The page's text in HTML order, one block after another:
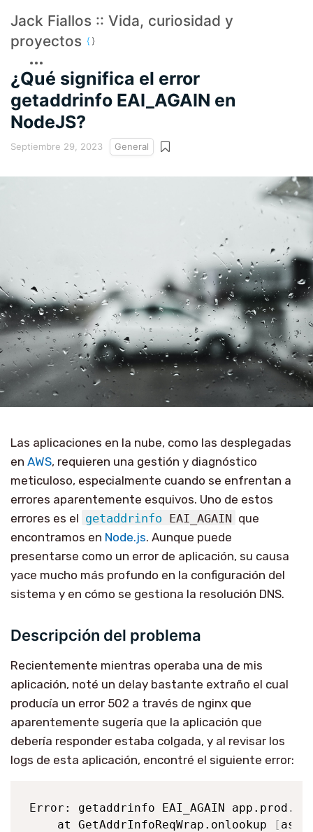
Jack Fiallos :: Vida, curiosidad y
proyectos
¿Qué significa el error
getaddrinfo EAI_AGAIN en
NodeJS?
Septiembre 29, 2023 General
Las aplicaciones en la nube, como las desplegadas
en AWS, requieren una gestión y diagnóstico
meticuloso, especialmente cuando se enfrentan a
errores aparentemente esquivos. Uno de estos
errores es el getaddrinfo EAI_AGAIN que
encontramos en Node.js. Aunque puede
presentarse como un error de aplicación, su causa
yace mucho más profundo en la configuración del
sistema y en cómo se gestiona la resolución DNS.
Descripción del problema
Recientemente mientras operaba una de mis
aplicación, noté un delay bastante extraño el cual
producía un error 502 a través de nginx que
aparentemente sugería que la aplicación que
debería responder estaba colgada, y al revisar los
logs de esta aplicación, encontré el siguiente error:
Error: getaddrinfo EAI_AGAIN
    at GetAddrInfoReqWrap.onlookup
[ as